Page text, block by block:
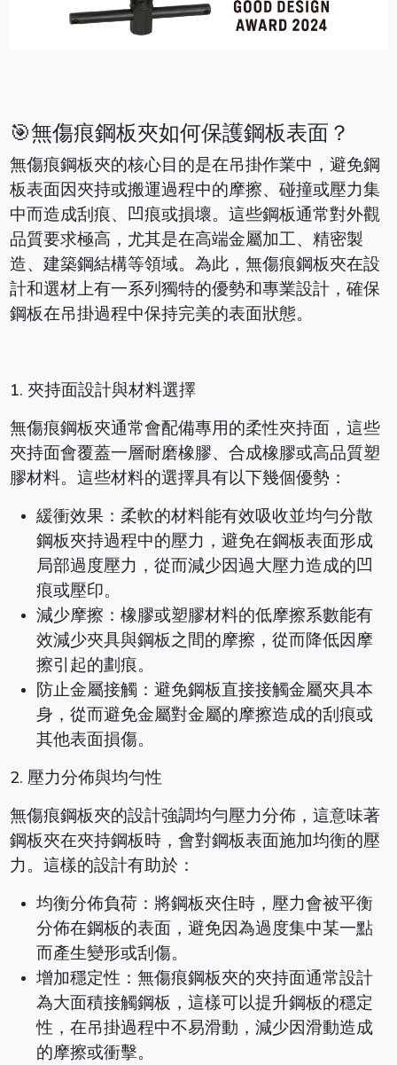
🎯無傷痕鋼板夾如何保護鋼板表面？
無傷痕鋼板夾的核心目的是在吊掛作業中，避免鋼
板表面因夾持或搬運過程中的摩擦、碰撞或壓力集
中而造成刮痕、凹痕或損壞。這些鋼板通常對外觀
品質要求極高，尤其是在高端金屬加工、精密製
造、建築鋼結構等領域。為此，無傷痕鋼板夾在設
計和選材上有一系列獨特的優勢和專業設計，確保
鋼板在吊掛過程中保持完美的表面狀態。
1. 夾持面設計與材料選擇
無傷痕鋼板夾通常會配備專用的柔性夾持面，這些
夾持面會覆蓋一層耐磨橡膠、合成橡膠或高品質塑
膠材料。這些材料的選擇具有以下幾個優勢：
緩衝效果：柔軟的材料能有效吸收並均勻分散
鋼板夾持過程中的壓力，避免在鋼板表面形成
局部過度壓力，從而減少因過大壓力造成的凹
痕或壓印。
減少摩擦：橡膠或塑膠材料的低摩擦系數能有
效減少夾具與鋼板之間的摩擦，從而降低因摩
擦引起的劃痕。
防止金屬接觸：避免鋼板直接接觸金屬夾具本
身，從而避免金屬對金屬的摩擦造成的刮痕或
其他表面損傷。
2. 壓力分佈與均勻性
無傷痕鋼板夾的設計強調均勻壓力分佈，這意味著
鋼板夾在夾持鋼板時，會對鋼板表面施加均衡的壓
力。這樣的設計有助於：
均衡分佈負荷：將鋼板夾住時，壓力會被平衡
分佈在鋼板的表面，避免因為過度集中某一點
而產生變形或刮傷。
增加穩定性：無傷痕鋼板夾的夾持面通常設計
為大面積接觸鋼板，這樣可以提升鋼板的穩定
性，在吊掛過程中不易滑動，減少因滑動造成
的摩擦或衝擊。